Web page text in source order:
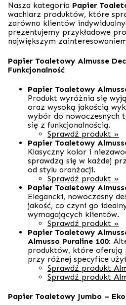
Nasza kategoria Papier
wachlarz produktów, które
zarówno klientów
prezentujemy przykładowe
największym
Papier Toaletowy Almusse
Funkcjonalność
Papier Toaletowy
Produkt wyróżnia się
oraz wysoką jakością
wybór do nowoczesnych
się z funkcjonalnością.
Sprawdź produkt »
Papier Toaletowy
Klasyczny kolor i
sprawdzą się w każdej
od stylu aranżacji.
Sprawdź produkt »
Papier Toaletowy
Elegancki, nowoczesny
jakość, co czyni go
wymagających klientów.
Sprawdź produkt »
Papier Toaletowy
Almusso Puraline 100:
produktów, które oferują
przy różnej specyfice
Sprawdź produkt
Sprawdź produkt
Papier Toaletowy Jumbo –